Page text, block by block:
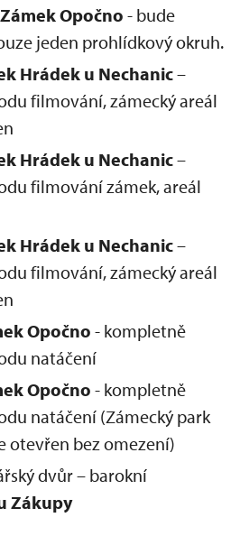
Zámek Opočno - bude
jeden prohlídkový okruh.
Hrádek u Nechanic–
filmování, zámecký areál
Hrádek u Nechanic–
filmování zámek, areál
Hrádek u Nechanic–
filmování, zámecký areál
Opočno - kompletně
natáčení
Opočno - kompletně
natáčení (Zámecký park
otevřen bez omezení)
dvůr – barokní
Zákupy